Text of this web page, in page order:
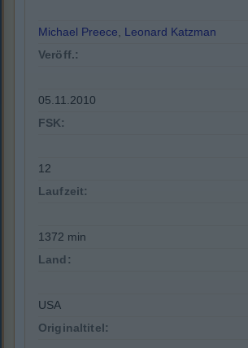
Michael Preece, Leonard Katzman
Veröff.:
05.11.2010
FSK:
12
Laufzeit:
1372 min
Land:
USA
Originaltitel: